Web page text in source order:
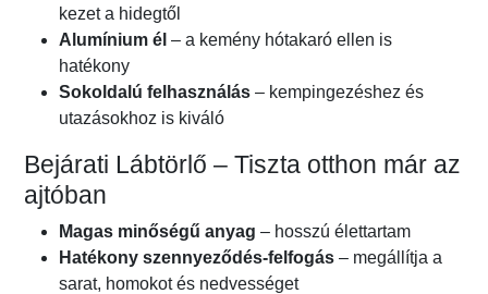
kezet a hidegtől
Alumínium él – a kemény hótakaró ellen is
hatékony
Sokoldalú felhasználás – kempingezéshez és
utazásokhoz is kiváló
Bejárati Lábtörlő – Tiszta otthon már az
ajtóban
Magas minőségű anyag – hosszú élettartam
Hatékony szennyeződés-felfogás – megállítja a
sarat, homokot és nedvességet